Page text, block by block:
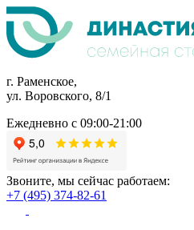
г. Раменское,
ул. Воровского, 8/1
Ежедневно с 09:00-21:00
Звоните, мы сейчас работаем:
+7 (495) 374-82-61